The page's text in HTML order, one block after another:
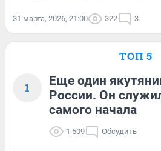
31 марта, 2026, 21:00 322 3
ТОП 5
1
Еще один
России. Он
самого начала
1 509 Обсудить